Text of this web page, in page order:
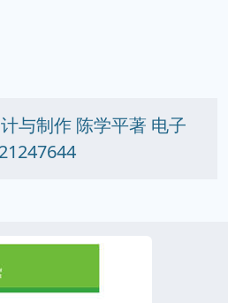
与制作 陈学平著 电子